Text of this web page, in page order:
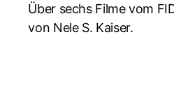
Über sechs Filme vom
von Nele S. Kaiser.